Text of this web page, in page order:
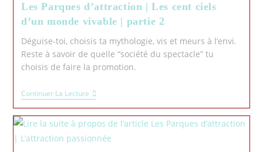
Les Parques d’attraction | Les cent ciels
d’un monde vivable | partie 2
Déguise-toi, choisis ta mythologie, vis et meurs à l’envi.
Reste à savoir de quelle “société du spectacle” tu
choisis de faire la promotion.
Continuer La Lecture